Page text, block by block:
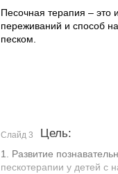
Песочная терапия – это
переживаний и способ
песком.
Слайд 3 Цель:
1. Развитие
пескотерапии у детей с